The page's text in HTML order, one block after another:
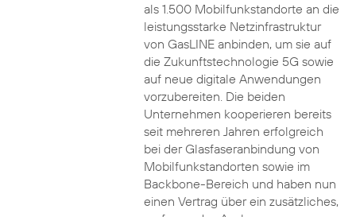
als 1.500 Mobilfunkstandorte an die
leistungsstarke Netzinfrastruktur
von GasLINE anbinden, um sie auf
die Zukunftstechnologie 5G sowie
auf neue digitale Anwendungen
vorzubereiten. Die beiden
Unternehmen kooperieren bereits
seit mehreren Jahren erfolgreich
bei der Glasfaseranbindung von
Mobilfunkstandorten sowie im
Backbone-Bereich und haben nun
einen Vertrag über ein zusätzliches,